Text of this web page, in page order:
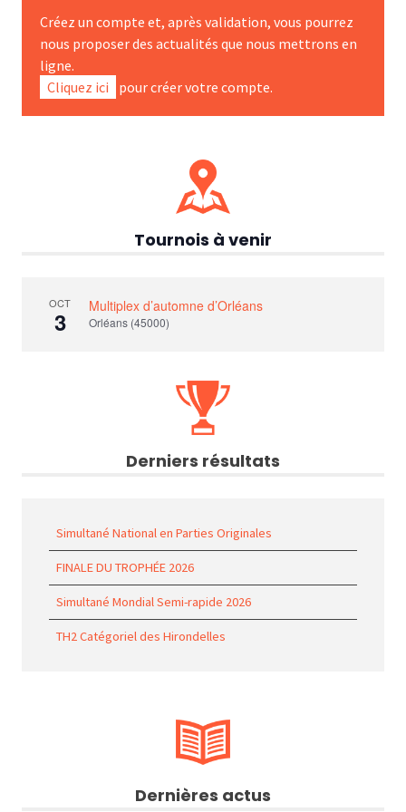
Créez un compte et, après validation, vous pourrez
nous proposer des actualités que nous mettrons en
ligne.
Cliquez ici
pour créer votre compte.
Tournois à venir
OCT
3
Multiplex d’automne d’Orléans
Orléans (45000)
Derniers résultats
Simultané National en Parties Originales
FINALE DU TROPHÉE 2026
Simultané Mondial Semi-rapide 2026
TH2 Catégoriel des Hirondelles
Dernières actus